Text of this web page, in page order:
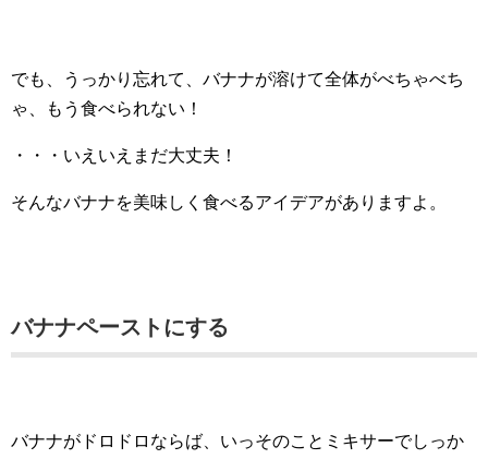
でも、うっかり忘れて、バナナが溶けて全体がべちゃべち
ゃ、もう食べられない！
・・・いえいえまだ大丈夫！
そんなバナナを美味しく食べるアイデアがありますよ。
バナナペーストにする
バナナがドロドロならば、いっそのことミキサーでしっか